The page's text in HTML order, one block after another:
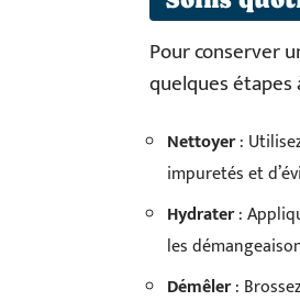
Pour conserver
quelques étapes
Nettoyer:
impuretés et
Hydrater:
les
Démêler: